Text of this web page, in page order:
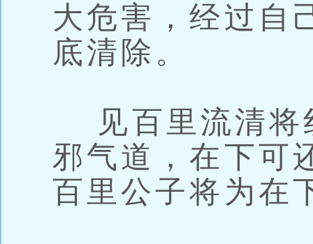
大危害，经过自
底清除。
见百里流清将
邪气道，在下可
百里公子将为在